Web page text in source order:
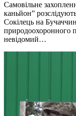
Самовільне
каньйон”
Сокілець на
природоохоронного
невідомий…